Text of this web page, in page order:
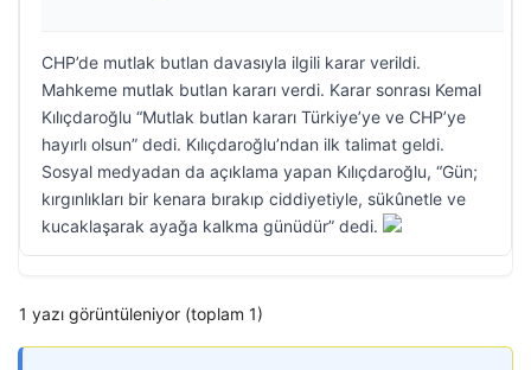
CHP’de mutlak butlan davasıyla ilgili karar verildi.
Mahkeme mutlak butlan kararı verdi. Karar sonrası Kemal
Kılıçdaroğlu “Mutlak butlan kararı Türkiye’ye ve CHP’ye
hayırlı olsun” dedi. Kılıçdaroğlu’ndan ilk talimat geldi.
Sosyal medyadan da açıklama yapan Kılıçdaroğlu, “Gün;
kırgınlıkları bir kenara bırakıp ciddiyetiyle, sükûnetle ve
kucaklaşarak ayağa kalkma günüdür” dedi.
1 yazı görüntüleniyor (toplam 1)